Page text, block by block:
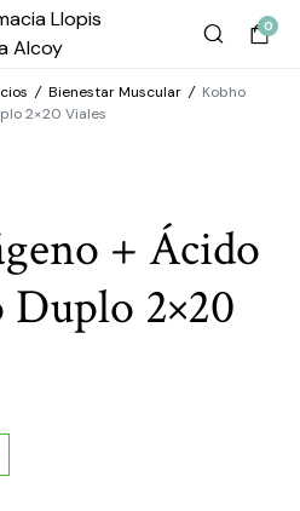
0
/ Bienestar Muscular / Kobho
2×20 Viales
+ Ácido
2×20